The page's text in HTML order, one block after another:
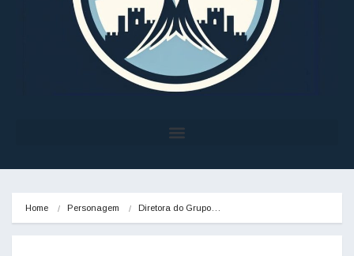
Home Personagem Diretora do Grupo…